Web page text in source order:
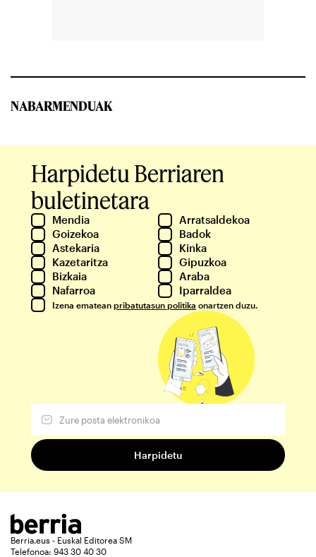
NABARMENDUAK
Harpidetu Berriaren
buletinetara
Mendia
Arratsaldekoa
Goizekoa
Badok
Astekaria
Kinka
Kazetaritza
Gipuzkoa
Bizkaia
Araba
Nafarroa
Iparraldea
Izena ematean pribatutasun politika onartzen duzu.
Berria.eus - Euskal Editorea SM
Telefonoa: 943 30 40 30